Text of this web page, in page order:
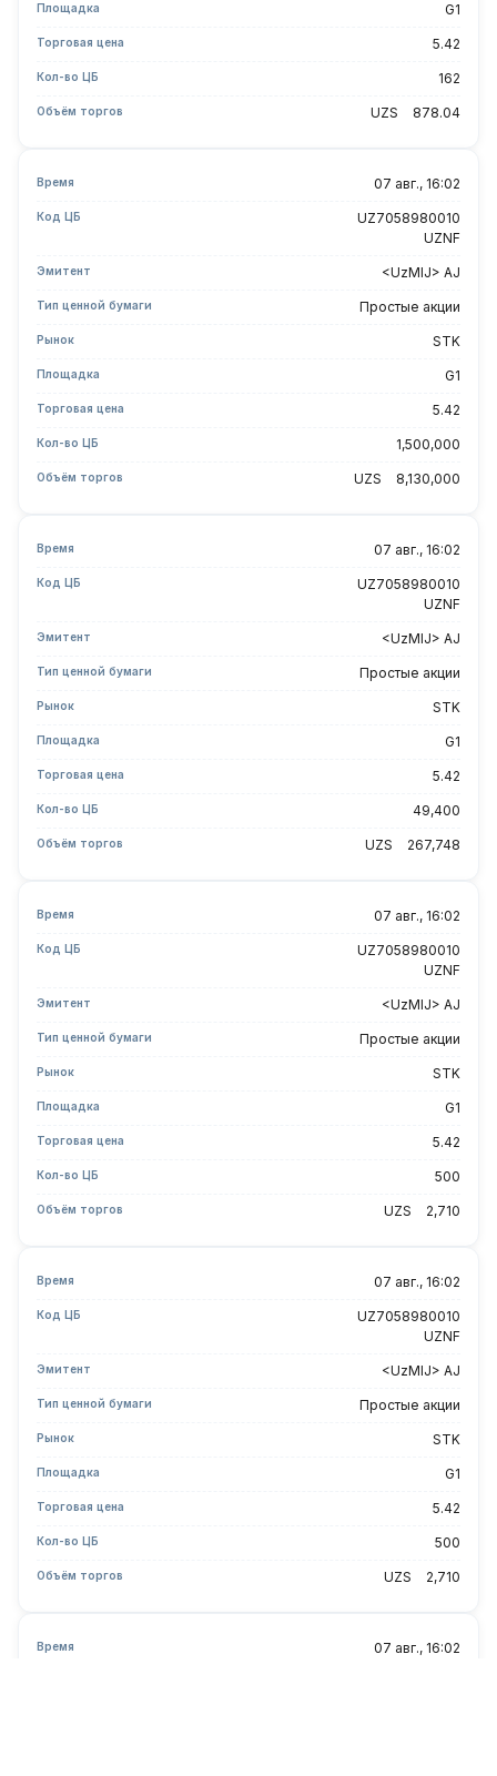
Площадка G1
Торговая цена 5.42
Кол-во ЦБ 162
Объём торгов UZS 878.04
Время 07 авг., 16:02
Код ЦБ
UZ7058980010
UZNF
Эмитент <UzMIJ> AJ
Тип ценной бумаги Простые акции
Рынок STK
Площадка G1
Торговая цена 5.42
Кол-во ЦБ 1,500,000
Объём торгов UZS 8,130,000
Время 07 авг., 16:02
Код ЦБ
UZ7058980010
UZNF
Эмитент <UzMIJ> AJ
Тип ценной бумаги Простые акции
Рынок STK
Площадка G1
Торговая цена 5.42
Кол-во ЦБ 49,400
Объём торгов UZS 267,748
Время 07 авг., 16:02
Код ЦБ
UZ7058980010
UZNF
Эмитент <UzMIJ> AJ
Тип ценной бумаги Простые акции
Рынок STK
Площадка G1
Торговая цена 5.42
Кол-во ЦБ 500
Объём торгов UZS 2,710
Время 07 авг., 16:02
Код ЦБ
UZ7058980010
UZNF
Эмитент <UzMIJ> AJ
Тип ценной бумаги Простые акции
Рынок STK
Площадка G1
Торговая цена 5.42
Кол-во ЦБ 500
Объём торгов UZS 2,710
Время 07 авг., 16:02